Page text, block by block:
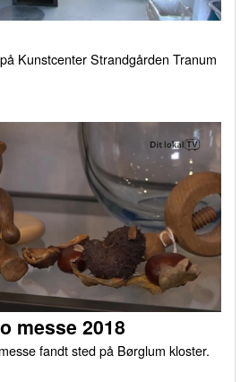
Kunstcenter Strandgården Tranum
messe 2018
fandt sted på Børglum kloster.